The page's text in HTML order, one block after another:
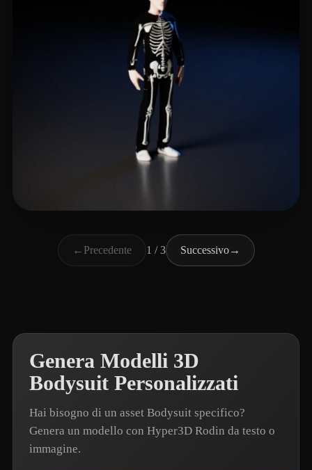
← Precedente 1 / 3 Successivo→
Genera Modelli 3D
Bodysuit Personalizzati
Hai bisogno di un asset Bodysuit specifico?
Genera un modello con Hyper3D Rodin da testo o
immagine.